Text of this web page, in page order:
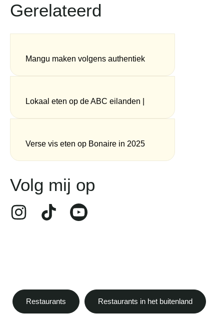
Gerelateerd
Mangu maken volgens authentiek
Lokaal eten op de ABC eilanden |
Verse vis eten op Bonaire in 2025
Volg mij op
Restaurants Restaurants in het buitenland